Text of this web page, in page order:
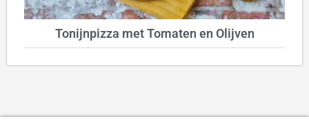
Tonijnpizza met Tomaten en Olijven